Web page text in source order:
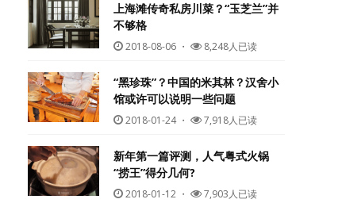
上海滩传奇私房川菜？“玉芝兰”并
不够格
2018-08-06 ・ 8,248人已读
“黑珍珠”？中国的米其林？汉舍小
馆或许可以说明一些问题
2018-01-24・ 7,918人已读
新年第一篇评测，人气粤式火锅
“捞王”得分几何?
2018-01-12 ・ 7,903人已读